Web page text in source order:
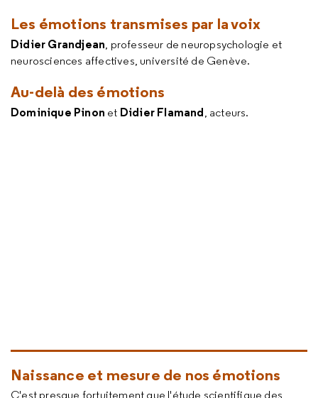
Les émotions transmises par la voix
Didier Grandjean, professeur de neuropsychologie et
neurosciences affectives, université de Genève.
Au-delà des émotions
Dominique Pinon et Didier Flamand, acteurs.
Naissance et mesure de nos émotions
C'est presque fortuitement que l'étude scientifique des